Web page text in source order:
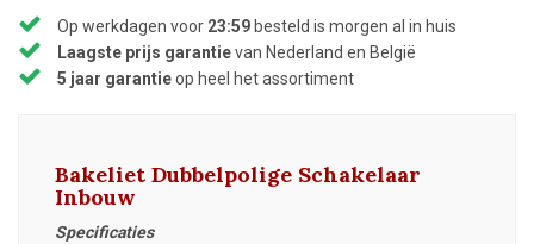
Op werkdagen voor 23:59 besteld is morgen al in huis
Laagste prijs garantievan Nederland en België
5 jaar garantieop heel het assortiment
Bakeliet Dubbelpolige Schakelaar
Inbouw
Specificaties